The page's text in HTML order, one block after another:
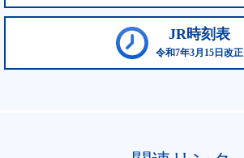
JR時刻表
令和7年3月15日改正